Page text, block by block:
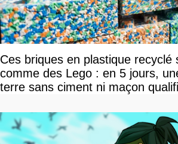
Ces briques en plastique recyclé
comme des Lego : en 5 jours,
terre sans ciment ni maçon